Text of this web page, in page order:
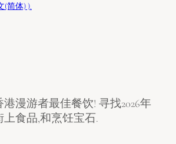
(简体) ).
漫游者最佳餐饮! 寻找2026年
上食品,和烹饪宝石.